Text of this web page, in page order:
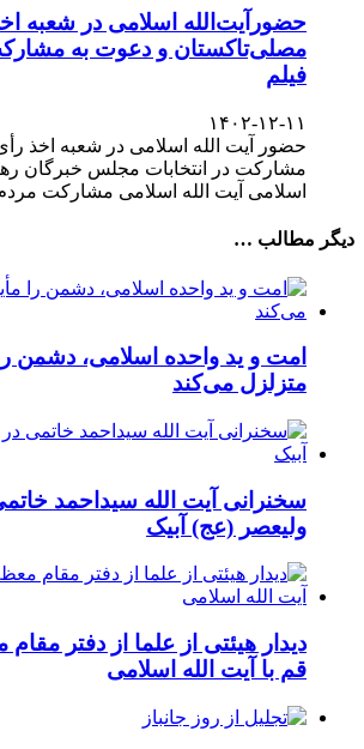
حضورآیت‌الله اسلامی در شعبه
مصلی‌تاکستان و دعوت به
فیلم
۱۴۰۲-۱۲-۱۱
حضور آیت الله اسلامی در شعبه اخذ
مشارکت در انتخابات مجلس خبرگان
اسلامی آیت الله اسلامی مشارکت
دیگر مطالب …
امت و ید واحده اسلامی، دشمن
متزلزل می‌کند
سخنرانی آیت الله سیداحمد
ولیعصر (عج) آبیک
دیدار هیئتی از علما از دفتر
قم با آیت الله اسلامی